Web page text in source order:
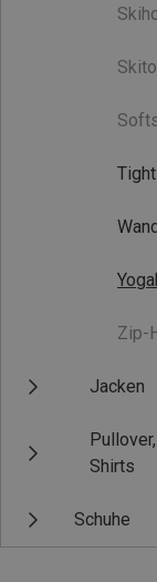
Zip-
Jacken
Shirts
Schuhe